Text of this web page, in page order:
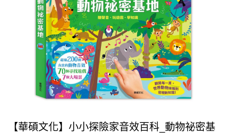
【華碩文化】小小探險家音效百科_動物祕密基